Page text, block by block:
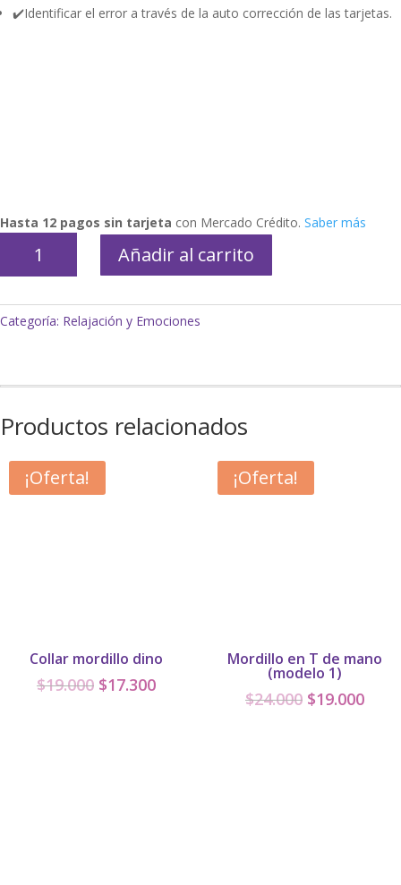
✔️Identificar el error a través de la auto corrección de las tarjetas.
Hasta 12 pagos sin tarjeta con Mercado Crédito. Saber más
cantidad
Añadir al carrito
Categoría: Relajación y Emociones
Productos relacionados
¡Oferta!
Collar mordillo dino
$19.000 El
$17.300El
¡Oferta!
Mordillo en T de mano
(modelo 1)
$24.000 El
$19.000El